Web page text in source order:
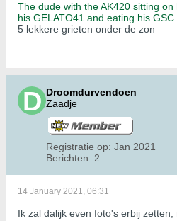
The dude with the AK420 sitting on
his GELATO41 and eating his GSC
5 lekkere grieten onder de zon
Droomdurvendoen
Zaadje
Registratie op: Jan 2021
Berichten: 2
14 January 2021, 06:31
Ik zal dalijk even foto's erbij zetten,